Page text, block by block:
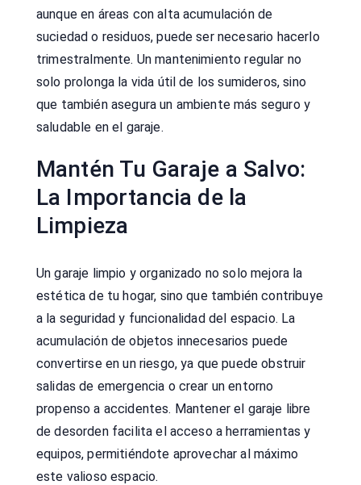
aunque en áreas con alta acumulación de
suciedad o residuos, puede ser necesario hacerlo
trimestralmente. Un mantenimiento regular no
solo prolonga la vida útil de los sumideros, sino
que también asegura un ambiente más seguro y
saludable en el garaje.
Mantén Tu Garaje a Salvo:
La Importancia de la
Limpieza
Un garaje limpio y organizado no solo mejora la
estética de tu hogar, sino que también contribuye
a la seguridad y funcionalidad del espacio. La
acumulación de objetos innecesarios puede
convertirse en un riesgo, ya que puede obstruir
salidas de emergencia o crear un entorno
propenso a accidentes. Mantener el garaje libre
de desorden facilita el acceso a herramientas y
equipos, permitiéndote aprovechar al máximo
este valioso espacio.